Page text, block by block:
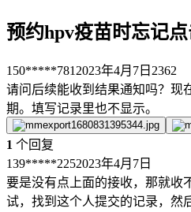
预约hpv疫苗时忘记
150*****781 2023年4月7日 2362
请问后续能收到结果通知吗？现
期。填写记录里也不显示。
1 个回复
139*****2252023年4月7日
要是没有点上面的接收，那就收
试，找到这个人提交的记录，然